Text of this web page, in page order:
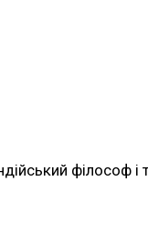
філософ